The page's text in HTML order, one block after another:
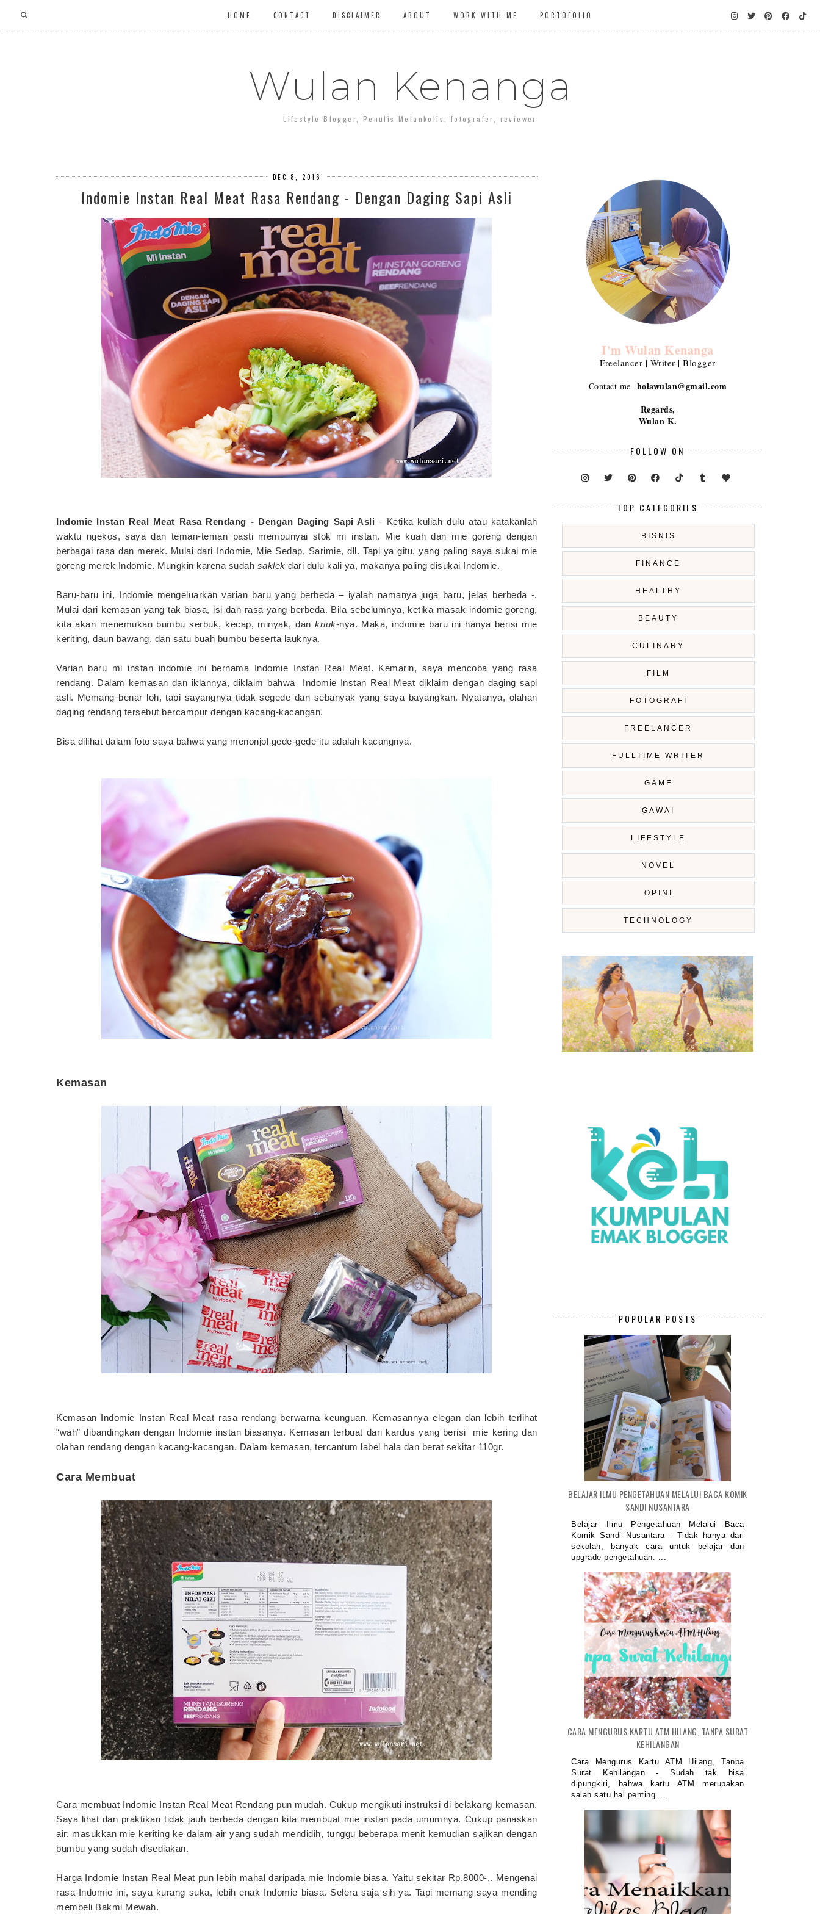
HOME CONTACT DISCLAIMER ABOUT WORK WITH ME PORTOFOLIO
Wulan Kenanga
Lifestyle Blogger, Penulis Melankolis, fotografer, reviewer
DEC 8, 2016
Indomie Instan Real Meat Rasa Rendang - Dengan Daging Sapi Asli
Indomie Instan Real Meat Rasa Rendang - Dengan Daging Sapi Asli- Ketika kuliah dulu atau katakanlah
waktu ngekos, saya dan teman-teman pasti mempunyai stok mi instan. Mie kuah dan mie goreng dengan
berbagai rasa dan merek. Mulai dari Indomie, Mie Sedap, Sarimie, dll. Tapi ya gitu, yang paling saya sukai mie
goreng merek Indomie. Mungkin karena sudah saklek dari dulu kali ya, makanya paling disukai Indomie.
Baru-baru ini, Indomie mengeluarkan varian baru yang berbeda – iyalah namanya juga baru, jelas berbeda -.
Mulai dari kemasan yang tak biasa, isi dan rasa yang berbeda. Bila sebelumnya, ketika masak indomie goreng,
kita akan menemukan bumbu serbuk, kecap, minyak, dankriuk-nya. Maka, indomie baru ini hanya berisi mie
keriting, daun bawang, dan satu buah bumbu beserta lauknya.
Varian baru mi instan indomie ini bernama Indomie Instan Real Meat. Kemarin, saya mencoba yang rasa
rendang. Dalam kemasan dan iklannya, diklaim bahwa Indomie Instan Real Meat diklaim dengan daging sapi
asli. Memang benar loh, tapi sayangnya tidak segede dan sebanyak yang saya bayangkan. Nyatanya, olahan
daging rendang tersebut bercampur dengan kacang-kacangan.
Bisa dilihat dalam foto saya bahwa yang menonjol gede-gede itu adalah kacangnya.
Kemasan
Kemasan Indomie Instan Real Meat rasa rendang berwarna keunguan. Kemasannya elegan dan lebih terlihat
“wah” dibandingkan dengan Indomie instan biasanya. Kemasan terbuat dari kardus yang berisi mie kering dan
olahan rendang dengan kacang-kacangan. Dalam kemasan, tercantum label hala dan berat sekitar 110gr.
Cara Membuat
Cara membuat Indomie Instan Real Meat Rendang pun mudah. Cukup mengikuti instruksi di belakang kemasan.
Saya lihat dan praktikan tidak jauh berbeda dengan kita membuat mie instan pada umumnya. Cukup panaskan
air, masukkan mie keriting ke dalam air yang sudah mendidih, tunggu beberapa menit kemudian sajikan dengan
bumbu yang sudah disediakan.
Harga Indomie Instan Real Meat pun lebih mahal daripada mie Indomie biasa. Yaitu sekitar Rp.8000-,. Mengenai
rasa Indomie ini, saya kurang suka, lebih enak Indomie biasa. Selera saja sih ya. Tapi memang saya mending
membeli Bakmi Mewah.
I'm Wulan Kenanga
Freelancer | Writer | Blogger
Contact me holawulan@gmail.com
Regards,
Wulan K.
FOLLOW ON
TOP CATEGORIES
BISNIS
FINANCE
HEALTHY
BEAUTY
CULINARY
FILM
FOTOGRAFI
FREELANCER
FULLTIME WRITER
GAME
GAWAI
LIFESTYLE
NOVEL
OPINI
TECHNOLOGY
POPULAR POSTS
BELAJAR ILMU PENGETAHUAN MELALUI BACA KOMIK
SANDI NUSANTARA
Belajar Ilmu Pengetahuan Melalui Baca
Komik Sandi Nusantara - Tidak hanya dari
sekolah, banyak cara untuk belajar dan
upgrade pengetahuan. ...
CARA MENGURUS KARTU ATM HILANG, TANPA SURAT
KEHILANGAN
Cara Mengurus Kartu ATM Hilang, Tanpa
Surat Kehilangan - Sudah tak bisa
dipungkiri, bahwa kartu ATM merupakan
salah satu hal penting. ...